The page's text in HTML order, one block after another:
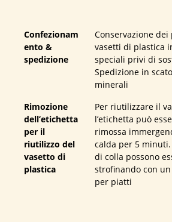
Confezionam
ento &
spedizione
Conservazione
vasetti di plastica
speciali privi di
Spedizione in
minerali
Rimozione
dell’etichetta
per il
riutilizzo del
vasetto di
plastica
Per riutilizzare il
l’etichetta può
rimossa
calda per 5
di colla possono
strofinando con un
per piatti